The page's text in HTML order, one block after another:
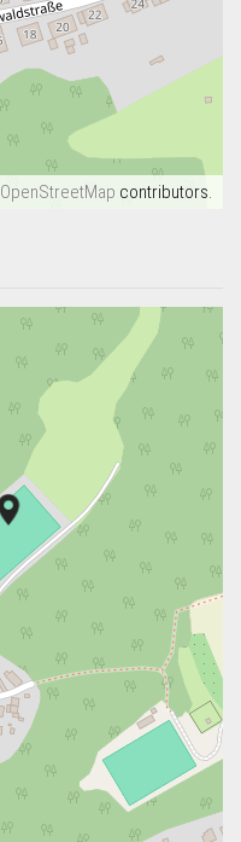
OpenStreetMap contributors.